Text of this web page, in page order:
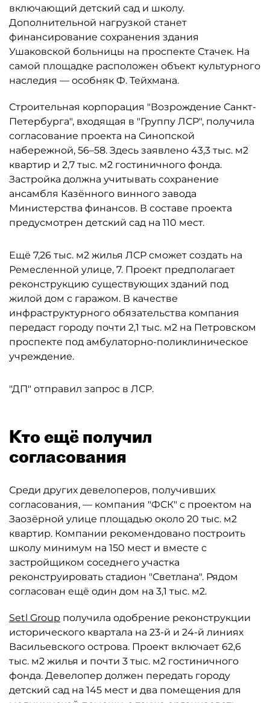
включающий детский сад и школу.
Дополнительной нагрузкой станет
финансирование сохранения здания
Ушаковской больницы на проспекте Стачек. На
самой площадке расположен объект культурного
наследия — особняк Ф. Тейхмана.
Строительная корпорация "Возрождение Санкт-
Петербурга", входящая в "Группу ЛСР", получила
согласование проекта на Синопской
набережной, 56–58. Здесь заявлено 43,3 тыс. м2
квартир и 2,7 тыс. м2 гостиничного фонда.
Застройка должна учитывать сохранение
ансамбля Казённого винного завода
Министерства финансов. В составе проекта
предусмотрен детский сад на 110 мест.
Ещё 7,26 тыс. м2 жилья ЛСР сможет создать на
Ремесленной улице, 7. Проект предполагает
реконструкцию существующих зданий под
жилой дом с гаражом. В качестве
инфраструктурного обязательства компания
передаст городу почти 2,1 тыс. м2 на Петровском
проспекте под амбулаторно-поликлиническое
учреждение.
"ДП" отправил запрос в ЛСР.
Кто ещё получил
согласования
Среди других девелоперов, получивших
согласования, — компания "ФСК" с проектом на
Заозёрной улице площадью около 20 тыс. м2
квартир. Компании рекомендовано построить
школу минимум на 150 мест и вместе с
застройщиком соседнего участка
реконструировать стадион "Светлана". Рядом
согласован ещё один дом на 3,1 тыс. м2.
Setl Group получила одобрение реконструкции
исторического квартала на 23-й и 24-й линиях
Васильевского острова. Проект включает 62,6
тыс. м2 жилья и почти 3 тыс. м2 гостиничного
фонда. Девелопер должен передать городу
детский сад на 145 мест и два помещения для